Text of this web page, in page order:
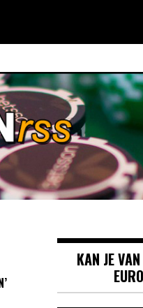
KAN JE